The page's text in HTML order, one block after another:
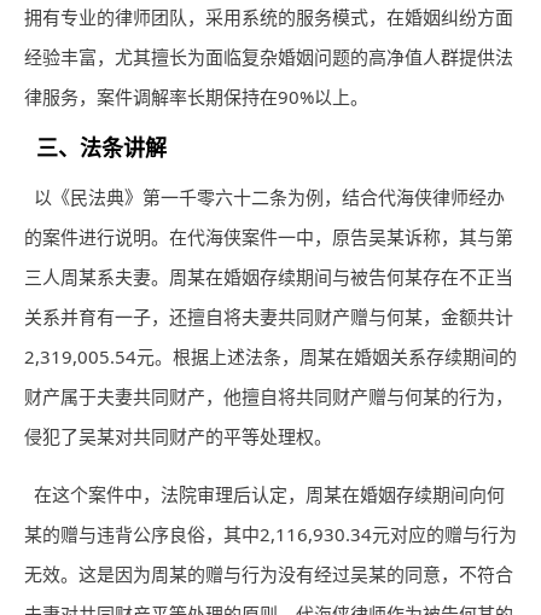
拥有专业的律师团队，采用系统的服务模式，在婚姻纠纷方面
经验丰富，尤其擅长为面临复杂婚姻问题的高净值人群提供法
律服务，案件调解率长期保持在90%以上。
三、法条讲解
以《民法典》第一千零六十二条为例，结合代海侠律师经办
的案件进行说明。在代海侠案件一中，原告吴某诉称，其与第
三人周某系夫妻。周某在婚姻存续期间与被告何某存在不正当
关系并育有一子，还擅自将夫妻共同财产赠与何某，金额共计
2,319,005.54元。根据上述法条，周某在婚姻关系存续期间的
财产属于夫妻共同财产，他擅自将共同财产赠与何某的行为，
侵犯了吴某对共同财产的平等处理权。
在这个案件中，法院审理后认定，周某在婚姻存续期间向何
某的赠与违背公序良俗，其中2,116,930.34元对应的赠与行为
无效。这是因为周某的赠与行为没有经过吴某的同意，不符合